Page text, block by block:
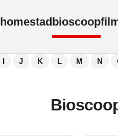
homestadbioscoop
I J K L M N